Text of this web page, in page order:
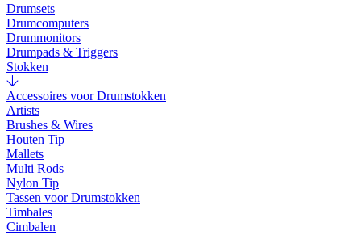
Drumsets
Drumcomputers
Drummonitors
Drumpads & Triggers
Stokken
Accessoires voor Drumstokken
Artists
Brushes & Wires
Houten Tip
Mallets
Multi Rods
Nylon Tip
Tassen voor Drumstokken
Timbales
Cimbalen